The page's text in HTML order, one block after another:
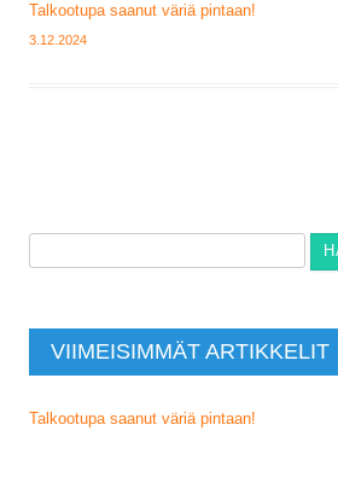
Talkootupa saanut väriä pintaan!
3.12.2024
VIIMEISIMMÄT ARTIKKELIT
Talkootupa saanut väriä pintaan!